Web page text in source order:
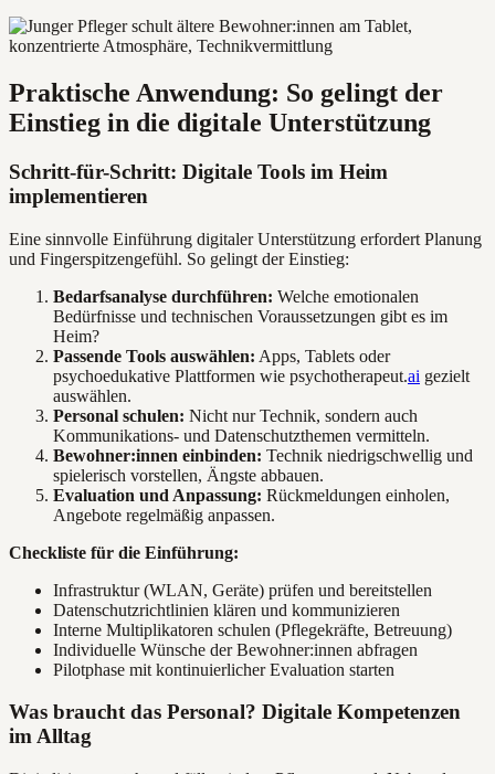
Praktische Anwendung: So gelingt der
Einstieg in die digitale Unterstützung
Schritt-für-Schritt: Digitale Tools im Heim
implementieren
Eine sinnvolle Einführung digitaler Unterstützung erfordert Planung
und Fingerspitzengefühl. So gelingt der Einstieg:
Bedarfsanalyse durchführen: Welche emotionalen
Bedürfnisse und technischen Voraussetzungen gibt es im
Heim?
Passende Tools auswählen: Apps, Tablets oder
psychoedukative Plattformen wie psychotherapeut.ai gezielt
auswählen.
Personal schulen: Nicht nur Technik, sondern auch
Kommunikations- und Datenschutzthemen vermitteln.
Bewohner:innen einbinden: Technik niedrigschwellig und
spielerisch vorstellen, Ängste abbauen.
Evaluation und Anpassung: Rückmeldungen einholen,
Angebote regelmäßig anpassen.
Checkliste für die Einführung:
Infrastruktur (WLAN, Geräte) prüfen und bereitstellen
Datenschutzrichtlinien klären und kommunizieren
Interne Multiplikatoren schulen (Pflegekräfte, Betreuung)
Individuelle Wünsche der Bewohner:innen abfragen
Pilotphase mit kontinuierlicher Evaluation starten
Was braucht das Personal? Digitale Kompetenzen
im Alltag